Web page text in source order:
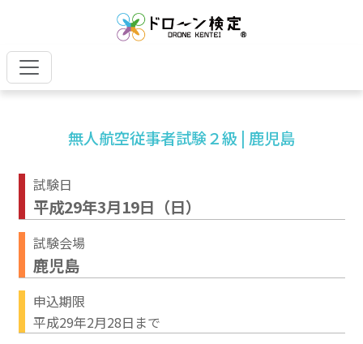
無人航空従事者試験２級 | 鹿児島
試験日
平成29年3月19日（日）
試験会場
鹿児島
申込期限
平成29年2月28日まで